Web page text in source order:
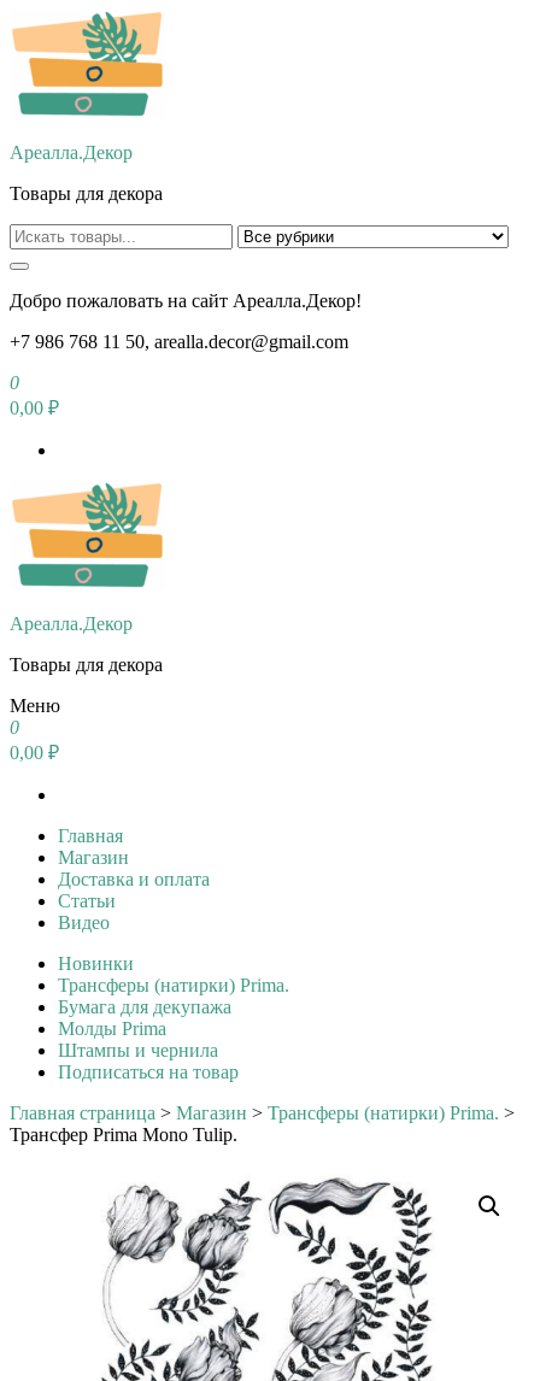
Перейти
к
содержимому
Ареалла.Декор
Товары для декора
Добро пожаловать на сайт Ареалла.Декор!
+7 986 768 11 50, arealla.decor@gmail.com
0
0,00 ₽
Ареалла.Декор
Товары для декора
Меню
0
0,00 ₽
Главная
Магазин
Доставка и оплата
Статьи
Видео
Новинки
Трансферы (натирки) Prima.
Бумага для декупажа
Молды Prima
Штампы и чернила
Подписаться на товар
Главная страница > Магазин > Трансферы (натирки) Prima. >
Трансфер Prima Mono Tulip.